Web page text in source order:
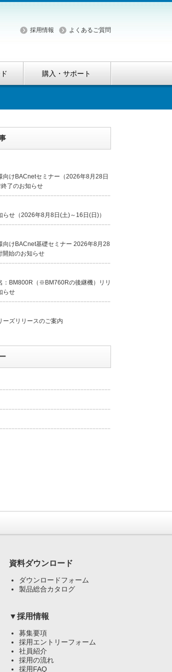
採用情報 よくあるご質問
購入・サポート
向けBACnetセミナー（2026年8月28日
了のお知らせ
らせ（2026年8月8日(土)～16日(日)）
向けBACnet基礎セミナー 2026年8月28
開始のお知らせ
：BM800R（※BM760Rの後継機）リリ
らせ
ーズリリースのご案内
資料ダウンロード
ダウンロードフォーム
製品総合カタログ
▼採用情報
募集要項
採用エントリーフォーム
社員紹介
採用の流れ
採用FAQ